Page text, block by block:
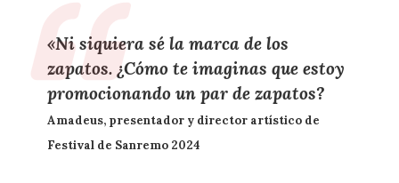
«Ni siquiera sé la marca de los
zapatos. ¿Cómo te imaginas que estoy
promocionando un par de zapatos?
Amadeus, presentador y director artístico de
Festival de Sanremo 2024